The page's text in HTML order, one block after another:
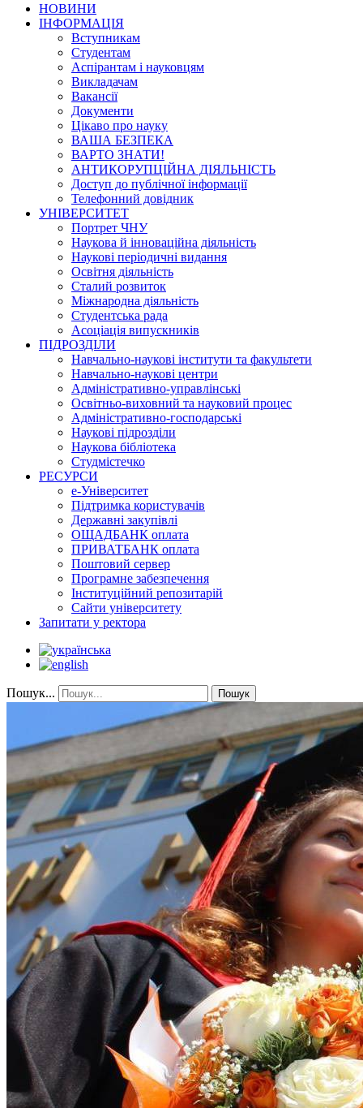
НОВИНИ
ІНФОРМАЦІЯ
Вступникам
Студентам
Аспірантам і науковцям
Викладачам
Вакансії
Документи
Цікаво про науку
ВАША БЕЗПЕКА
ВАРТО ЗНАТИ!
АНТИКОРУПЦІЙНА ДІЯЛЬНІСТЬ
Доступ до публічної інформації
Телефонний довідник
УНІВЕРСИТЕТ
Портрет ЧНУ
Наукова й інноваційна діяльність
Наукові періодичні видання
Освітня діяльність
Сталий розвиток
Міжнародна діяльність
Студентська рада
Асоціація випускників
ПІДРОЗДІЛИ
Навчально-наукові інститути та факультети
Навчально-наукові центри
Адміністративно-управлінські
Освітньо-виховний та науковий процес
Адміністративно-господарські
Наукові підрозділи
Наукова бібліотека
Студмістечко
РЕСУРСИ
е-Університет
Підтримка користувачів
Державні закупівлі
ОЩАДБАНК оплата
ПРИВАТБАНК оплата
Поштовий сервер
Програмне забезпечення
Інституційний репозитарій
Сайти університету
Запитати у ректора
Пошук... Пошук